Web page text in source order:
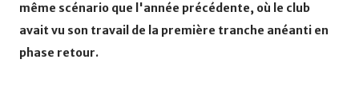
même scénario que l'année précédente, où le club
avait vu son travail de la première tranche anéanti en
phase retour.